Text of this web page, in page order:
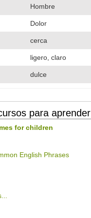
Hombre
Dolor
cerca
ligero, claro
dulce
para
for children
English Phrases